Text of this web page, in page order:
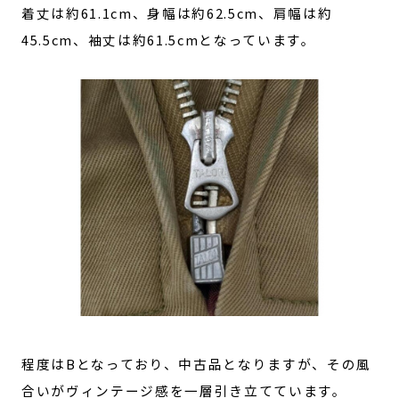
着丈は約61.1cm、身幅は約62.5cm、肩幅は約
45.5cm、袖丈は約61.5cmとなっています。
程度はBとなっており、中古品となりますが、その風
合いがヴィンテージ感を一層引き立てています。